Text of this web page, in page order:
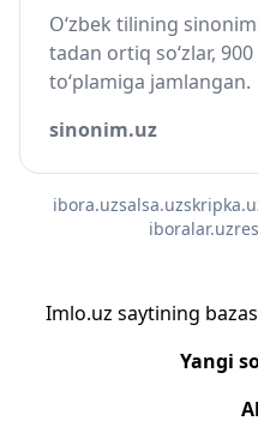
O‘zbek tilining
tadan ortiq so‘zlar,
to‘plamiga jamlangan.
sinonim.uz
ibora.uzsalsa.uz
iboralar.uz
Imlo.uz saytining
Yangi